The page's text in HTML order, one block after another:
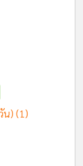
น)(1)